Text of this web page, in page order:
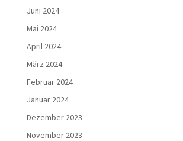
Juni 2024
Mai 2024
April 2024
März 2024
Februar 2024
Januar 2024
Dezember 2023
November 2023